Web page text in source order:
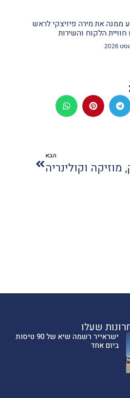
ממנה את מירה פיזיצקי לראש
הלקוח והשירות
הבא
וקולינריה
שעלו
ישראייר רשמה שיא של 90 טיסות
ביום אחד